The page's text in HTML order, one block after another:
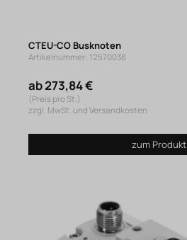
CTEU-CO Busknoten
Artikelnummer: 12570038
ab 273,84 €
(Preis pro St.)
zzgl. MwSt. und Versandkosten
zum Produkt